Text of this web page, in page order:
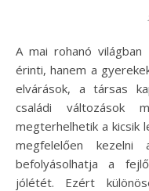
A mai rohanó világban a stressz nemcsak a felnőtteket
érinti, hanem a
elvárások, a társas
családi változások
megterhelhetik a kicsik
megfelelően
befolyásolhatja a
jólétét. Ezért